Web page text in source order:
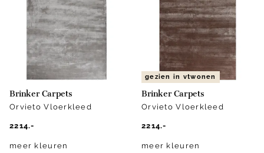
Brinker Carpets
Orvieto Vloerkleed
2214.-
meer kleuren
gezien in vtwonen
Brinker Carpets
Orvieto Vloerkleed
2214.-
meer kleuren